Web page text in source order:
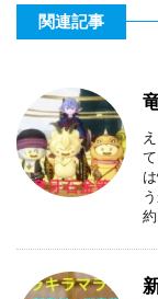
関連記事